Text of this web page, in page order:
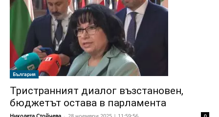
България
Тристранният диалог възстановен,
бюджетът остава в парламента